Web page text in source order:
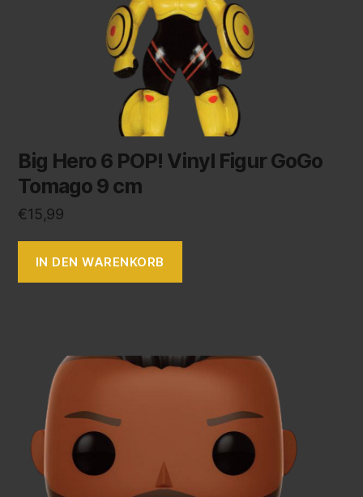
Big Hero 6 POP! Vinyl Figur GoGo
Tomago 9 cm
€15,99
IN DEN WARENKORB